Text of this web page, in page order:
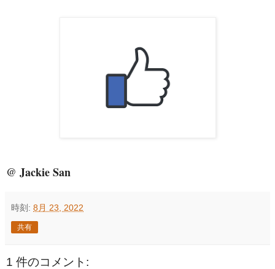
@ Jackie San
時刻: 8月 23, 2022
共有
1 件のコメント: